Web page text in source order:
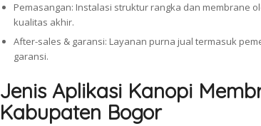
Pemasangan: Instalasi struktur rangka dan membrane
kualitas akhir.
After-sales & garansi: Layanan purna jual termasuk
garansi.
Jenis Aplikasi Kanopi
Kabupaten Bogor